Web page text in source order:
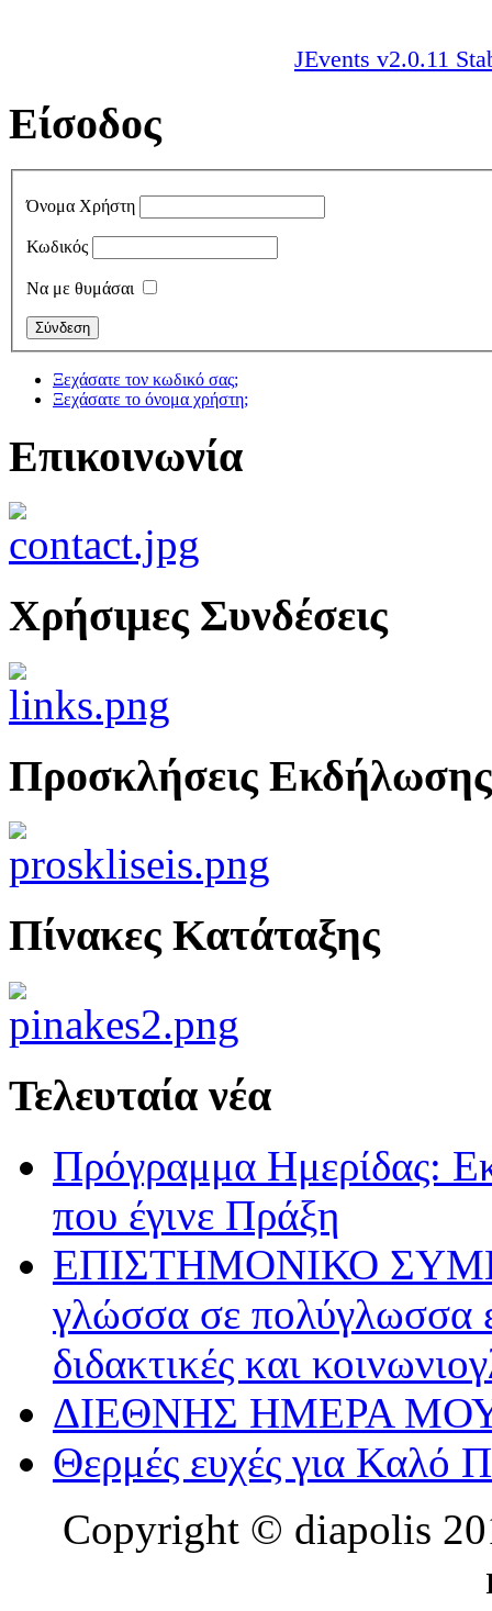
JEvents v2.0.11
Είσοδος
Όνομα Χρήστη
Κωδικός
Να με θυμάσαι
Ξεχάσατε τον κωδικό σας;
Ξεχάσατε το όνομα χρήστη;
Επικοινωνία
Χρήσιμες Συνδέσεις
Προσκλήσεις
Πίνακες Κατάταξης
Τελευταία νέα
Πρόγραμμα Ημερίδας:
που έγινε Πράξη
ΕΠΙΣΤΗΜΟΝΙΚΟ
γλώσσα σε πολύγλωσσα
διδακτικές και
ΔΙΕΘΝΗΣ ΗΜΕΡΑ
Θερμές ευχές για Καλό
Copyright © diapolis